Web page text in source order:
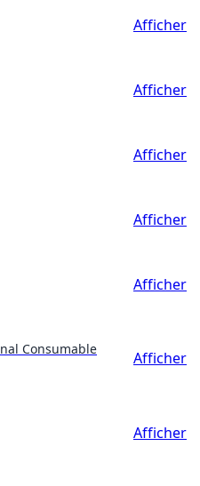
Afficher
Afficher
Afficher
Afficher
Afficher
Consumable
Afficher
Afficher